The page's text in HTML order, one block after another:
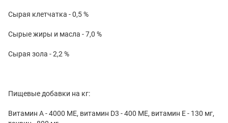
Сырая клетчатка - 0,5 %
Сырые жиры и масла - 7,0 %
Сырая зола - 2,2 %
Пищевые добавки на кг:
Витамин А - 4000 МЕ, витамин D3 - 400 МЕ, витамин E - 130 мг,